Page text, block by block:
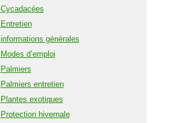
Cycadacées
Entretien
informations générales
Modes d’emploi
Palmiers
Palmiers entretien
Plantes exotiques
Protection hivernale